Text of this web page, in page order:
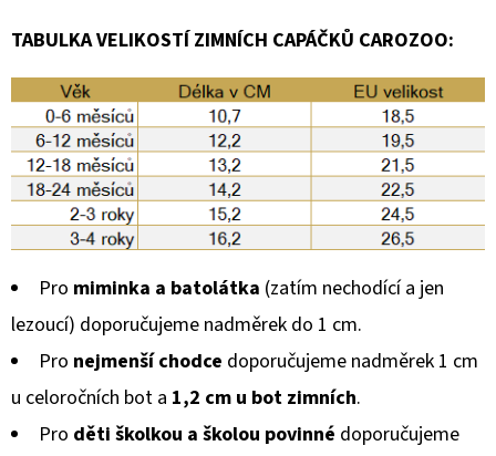
TABULKA VELIKOSTÍ ZIMNÍCH CAPÁČKŮ CAROZOO:
Pro miminka a batolátka (zatím nechodící a jen
lezoucí) doporučujeme nadměrek do 1 cm.
Pro nejmenší chodce doporučujeme nadměrek 1 cm
u celoročních bot a 1,2 cm u bot zimních.
Pro děti školkou a školou povinné doporučujeme